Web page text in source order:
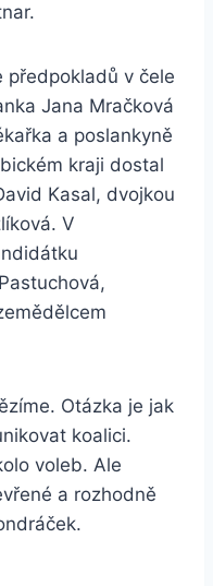
předpokladů v čele
Jana Mračková
a poslankyně
kraji dostal
Kasal, dvojkou
V
Otázka je jak
koalici.
voleb. Ale
a rozhodně